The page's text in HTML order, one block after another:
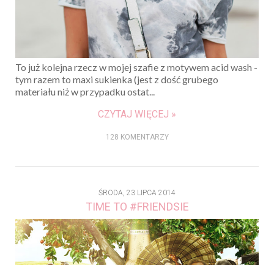
To już kolejna rzecz w mojej szafie z motywem acid wash -
tym razem to maxi sukienka (jest z dość grubego
materiału niż w przypadku ostat...
CZYTAJ WIĘCEJ »
128 KOMENTARZY
ŚRODA, 23 LIPCA 2014
TIME TO #FRIENDSIE